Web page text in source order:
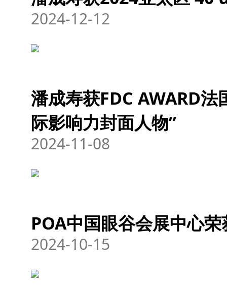
2024-12-12
潘成寿获FDC AWARD
际影响力封面人物”
2024-11-08
POA中国眼谷会展中心
2024-10-15